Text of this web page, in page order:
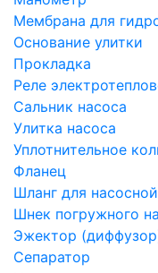
Мембрана для
Основание улитки
Прокладка
Реле
Сальник насоса
Улитка насоса
Уплотнительное
Фланец
Шланг для
Шнек погружного
Эжектор
Сепаратор